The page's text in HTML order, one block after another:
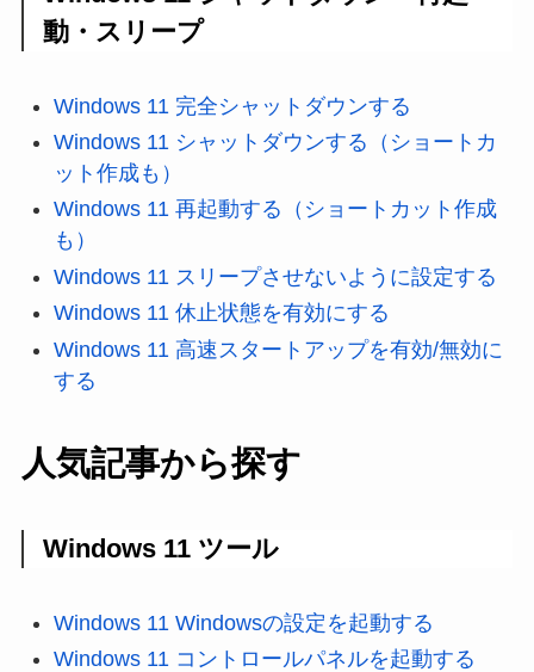
動・スリープ
Windows 11 完全シャットダウンする
Windows 11 シャットダウンする（ショートカ
ット作成も）
Windows 11 再起動する（ショートカット作成
も）
Windows 11 スリープさせないように設定する
Windows 11 休止状態を有効にする
Windows 11 高速スタートアップを有効/無効に
する
人気記事から探す
Windows 11 ツール
Windows 11 Windowsの設定を起動する
Windows 11 コントロールパネルを起動する